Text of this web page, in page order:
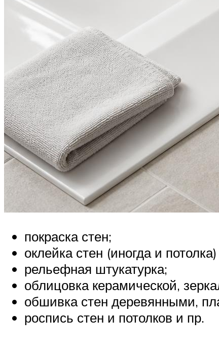
покраска стен;
оклейка стен (иногда и
рельефная штукатурка;
облицовка керамической,
обшивка стен деревянными,
роспись стен и потолков и пр.